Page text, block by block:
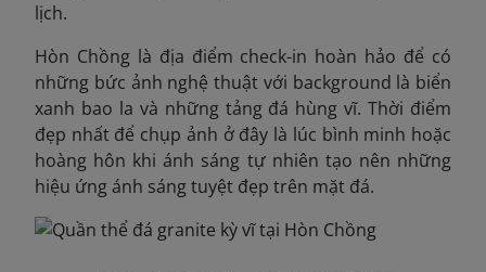
lịch.
Hòn Chồng là địa điểm check-in hoàn hảo để có
những bức ảnh nghệ thuật với background là biển
xanh bao la và những tảng đá hùng vĩ. Thời điểm
đẹp nhất để chụp ảnh ở đây là lúc bình minh hoặc
hoàng hôn khi ánh sáng tự nhiên tạo nên những
hiệu ứng ánh sáng tuyệt đẹp trên mặt đá.